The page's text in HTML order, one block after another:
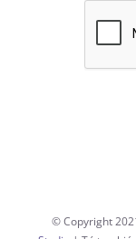
© Copyright